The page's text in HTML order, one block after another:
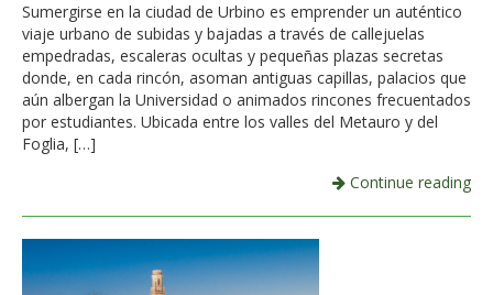
Sumergirse en la ciudad de Urbino es emprender un auténtico
viaje urbano de subidas y bajadas a través de callejuelas
empedradas, escaleras ocultas y pequeñas plazas secretas
donde, en cada rincón, asoman antiguas capillas, palacios que
aún albergan la Universidad o animados rincones frecuentados
por estudiantes. Ubicada entre los valles del Metauro y del
Foglia, […]
Continue reading